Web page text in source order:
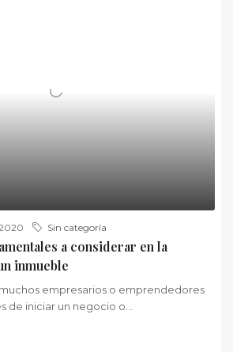
Sin categoría
a considerar en la
inmueble
empresarios o emprendedores
de iniciar un negocio o...